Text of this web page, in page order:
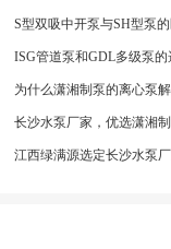
S型双吸中开泵与SH型泵
ISG管道泵和GDL多级泵
为什么潇湘制泵的离心泵
长沙水泵厂家，优选潇湘
江西绿满源选定长沙水泵